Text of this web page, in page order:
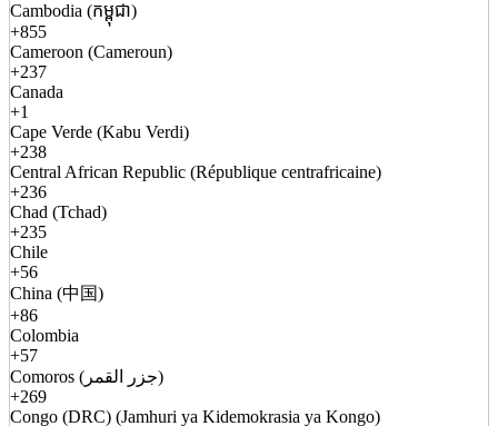
Cambodia (កម្ពុជា)
+855
Cameroon (Cameroun)
+237
Canada
+1
Cape Verde (Kabu Verdi)
+238
Central African Republic (République centrafricaine)
+236
Chad (Tchad)
+235
Chile
+56
China (中国)
+86
Colombia
+57
Comoros (جزر القمر)
+269
Congo (DRC) (Jamhuri ya Kidemokrasia ya Kongo)